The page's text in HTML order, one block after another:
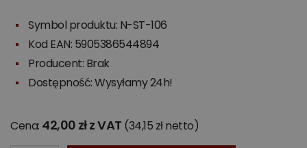
Symbol produktu: N-ST-106
Kod EAN: 5905386544894
Producent: Brak
Dostępność: Wysyłamy 24h!
Cena: 42,00 zł z VAT (34,15 zł netto)